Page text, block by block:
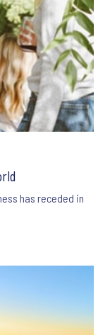
has receded in